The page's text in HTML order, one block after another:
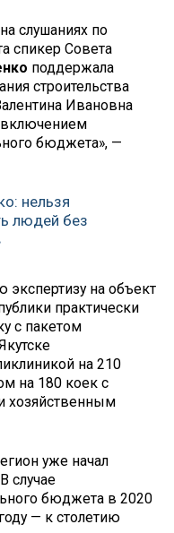
слушаниях по
спикер Совета
поддержала
строительства
Ивановна
включением
бюджета», —
нельзя
людей без
экспертизу на объект
практически
с пакетом
на 210
на 180 коек с
хозяйственным
уже начал
случае
бюджета в 2020
— к столетию